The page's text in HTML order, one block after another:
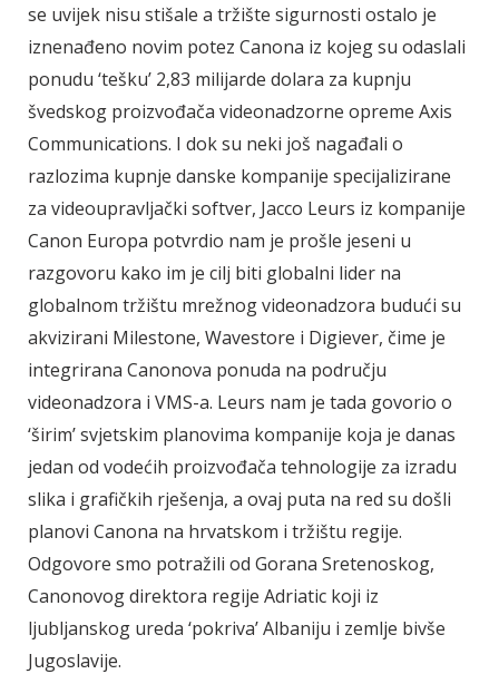
se uvijek nisu stišale a tržište sigurnosti ostalo je
iznenađeno novim potez Canona iz kojeg su odaslali
ponudu ‘tešku’ 2,83 milijarde dolara za kupnju
švedskog proizvođača videonadzorne opreme Axis
Communications. I dok su neki još nagađali o
razlozima kupnje danske kompanije specijalizirane
za videoupravljački softver, Jacco Leurs iz kompanije
Canon Europa potvrdio nam je prošle jeseni u
razgovoru kako im je cilj biti globalni lider na
globalnom tržištu mrežnog videonadzora budući su
akvizirani Milestone, Wavestore i Digiever, čime je
integrirana Canonova ponuda na području
videonadzora i VMS-a. Leurs nam je tada govorio o
‘širim’ svjetskim planovima kompanije koja je danas
jedan od vodećih proizvođača tehnologije za izradu
slika i grafičkih rješenja, a ovaj puta na red su došli
planovi Canona na hrvatskom i tržištu regije.
Odgovore smo potražili od Gorana Sretenoskog,
Canonovog direktora regije Adriatic koji iz
ljubljanskog ureda ‘pokriva’ Albaniju i zemlje bivše
Jugoslavije.